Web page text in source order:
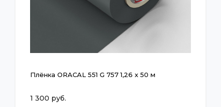
Плёнка ORACAL 551 G 757 1,26 x 50 м
1 300 руб.